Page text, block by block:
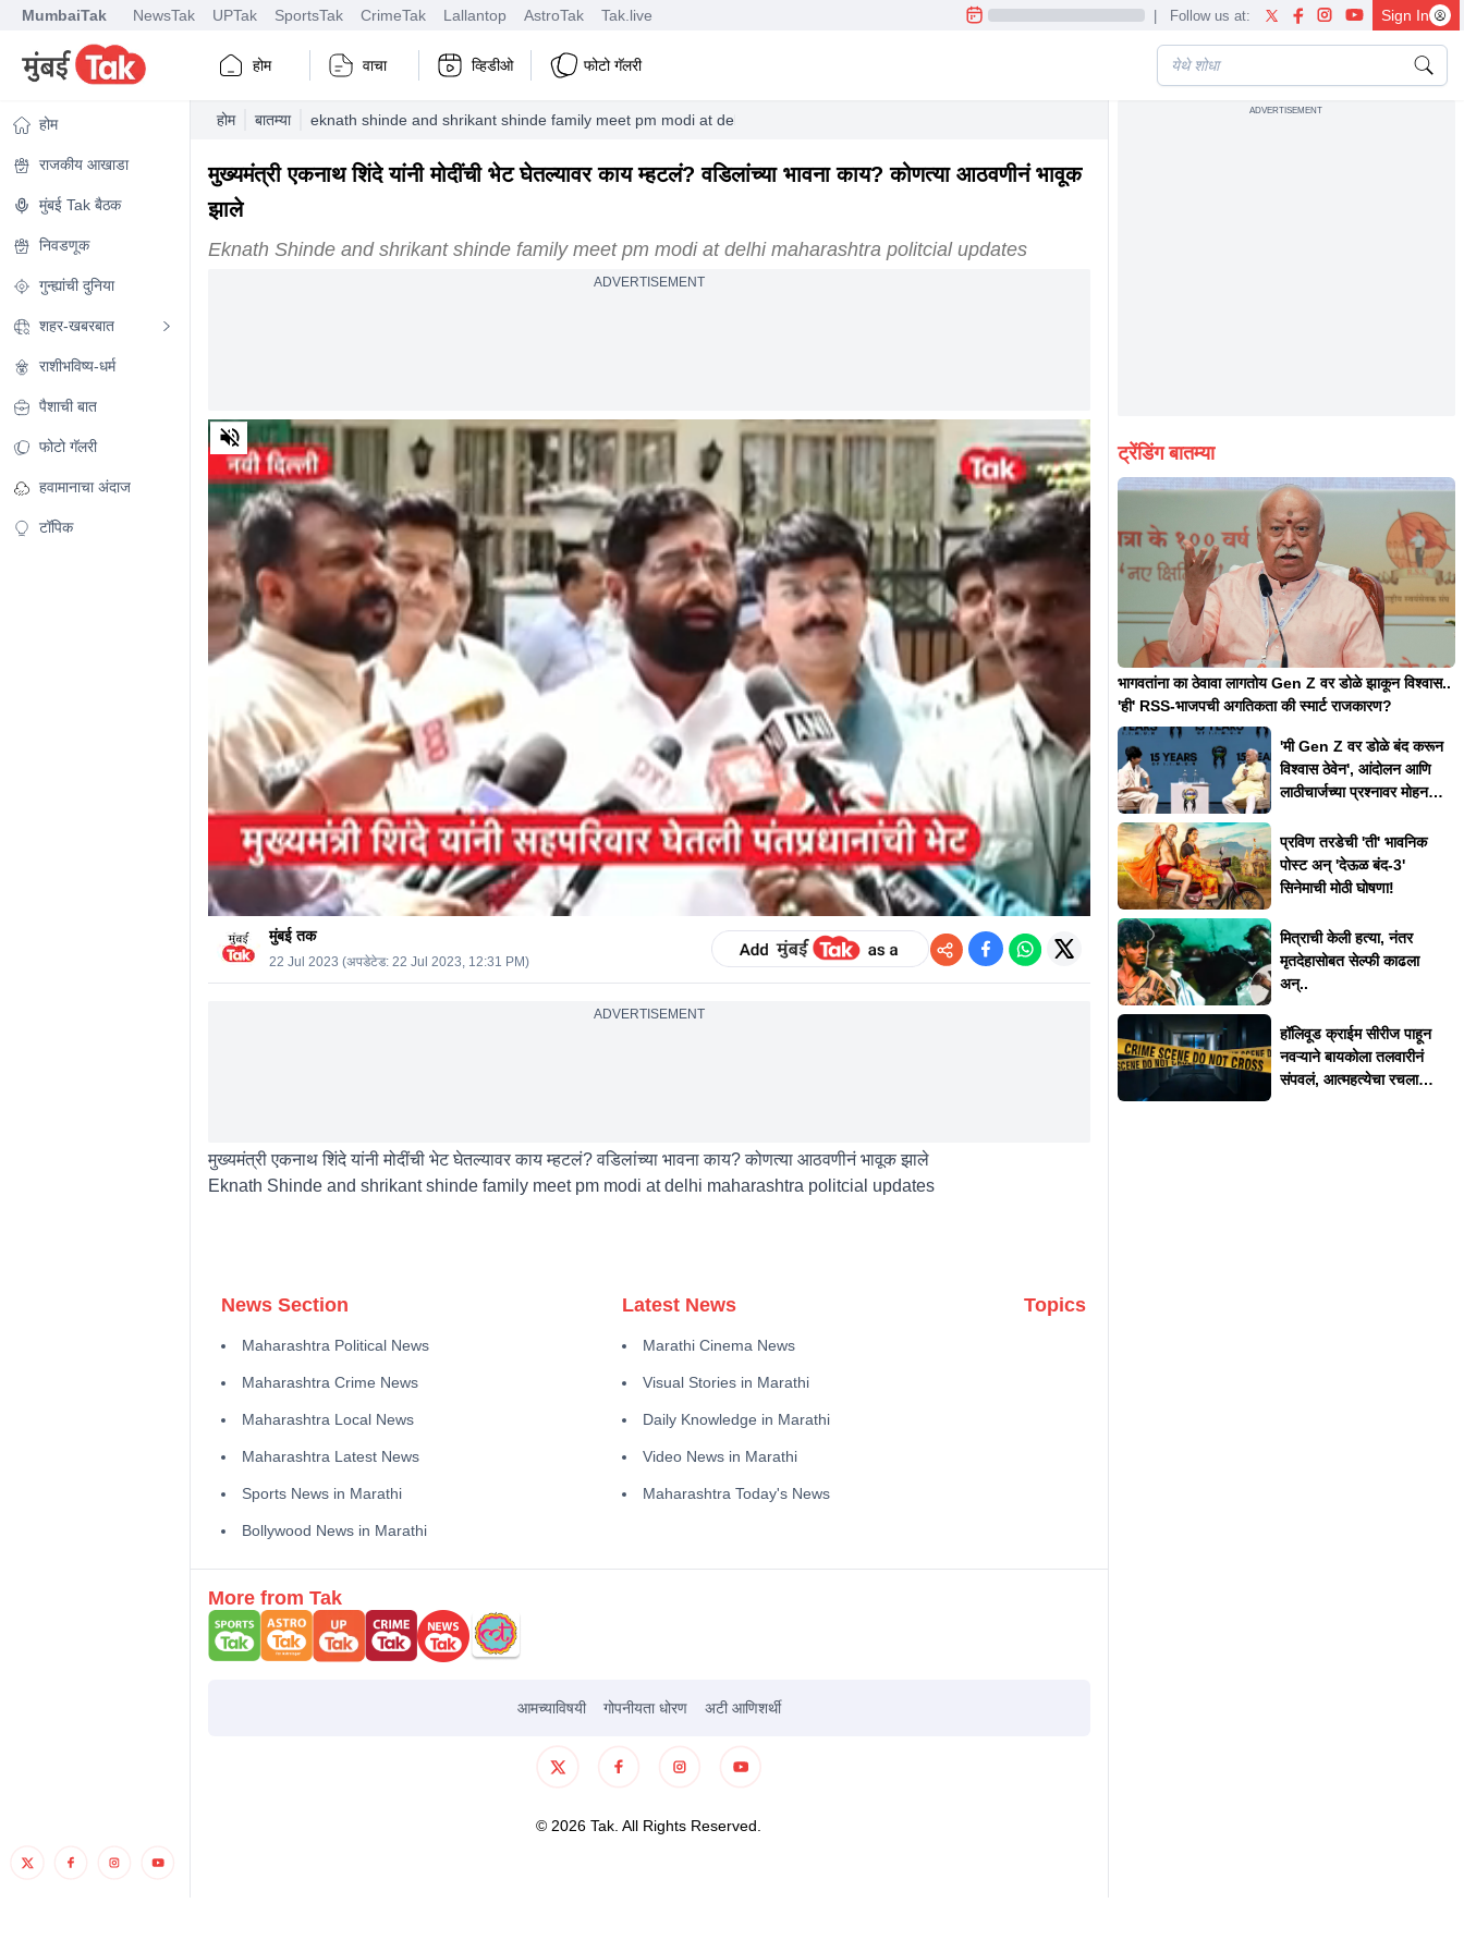
MumbaiTak NewsTak UPTak SportsTak CrimeTak Lallantop AstroTak Tak.live | Follow us at: Sign In
होम वाचा व्हिडीओ फोटो गॅलरी
होम
राजकीय आखाडा
मुंबई Tak बैठक
निवडणूक
गुन्ह्यांची दुनिया
शहर-खबरबात
राशीभविष्य-धर्म
पैशाची बात
फोटो गॅलरी
हवामानाचा अंदाज
टॉपिक
होम बातम्या eknath shinde and shrikant shinde family meet pm modi at delhi maharashtra politcial updates
मुख्यमंत्री एकनाथ शिंदे यांनी मोदींची भेट घेतल्यावर काय म्हटलं? वडिलांच्या भावना काय? कोणत्या आठवणीनं भावूक
झाले
Eknath Shinde and shrikant shinde family meet pm modi at delhi maharashtra politcial updates
ADVERTISEMENT
0
of
minute,
25
secondsVolume
0%
मुंबई तक
22 Jul 2023 (अपडेटेड: 22 Jul 2023, 12:31 PM)
ADVERTISEMENT
मुख्यमंत्री एकनाथ शिंदे यांनी मोदींची भेट घेतल्यावर काय म्हटलं? वडिलांच्या भावना काय? कोणत्या आठवणीनं भावूक झाले
Eknath Shinde and shrikant shinde family meet pm modi at delhi maharashtra politcial updates
News Section
Maharashtra Political News
Maharashtra Crime News
Maharashtra Local News
Maharashtra Latest News
Sports News in Marathi
Bollywood News in Marathi
Latest News
Marathi Cinema News
Visual Stories in Marathi
Daily Knowledge in Marathi
Video News in Marathi
Maharashtra Today's News
Topics
More from Tak
आमच्याविषयी गोपनीयता धोरण अटी आणिशर्थी
© 2026 Tak. All Rights Reserved.
ADVERTISEMENT
ट्रेंडिंग बातम्या
भागवतांना का ठेवावा लागतोय Gen Z वर डोळे झाकून विश्वास..
'ही' RSS-भाजपची अगतिकता की स्मार्ट राजकारण?
'मी Gen Z वर डोळे बंद करून
विश्वास ठेवेन', आंदोलन आणि
लाठीचार्जच्या प्रश्नावर मोहन
प्रविण तरडेची 'ती' भावनिक
पोस्ट अन् 'देऊळ बंद-3'
सिनेमाची मोठी घोषणा!
मित्राची केली हत्या, नंतर
मृतदेहासोबत सेल्फी काढला
अन्..
हॉलिवूड क्राईम सीरीज पाहून
नवऱ्याने बायकोला तलवारीनं
संपवलं, आत्महत्येचा रचला